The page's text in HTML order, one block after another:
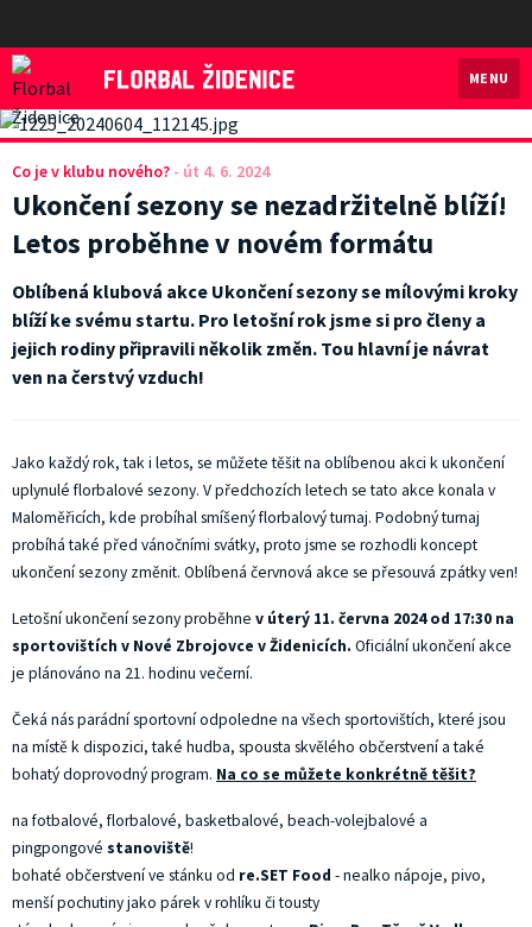
Florbal Židenice
MENU
Co je v klubu nového? - út 4. 6. 2024
Ukončení sezony se nezadržitelně blíží!
Letos proběhne v novém formátu
Oblíbená klubová akce Ukončení sezony se mílovými kroky
blíží ke svému startu. Pro letošní rok jsme si pro členy a
jejich rodiny připravili několik změn. Tou hlavní je návrat
ven na čerstvý vzduch!
Jako každý rok, tak i letos, se můžete těšit na oblíbenou akci k ukončení
uplynulé florbalové sezony. V předchozích letech se tato akce konala v
Maloměřicích, kde probíhal smíšený florbalový turnaj. Podobný turnaj
probíhá také před vánočními svátky, proto jsme se rozhodli koncept
ukončení sezony změnit. Oblíbená červnová akce se přesouvá zpátky ven!
Letošní ukončení sezony proběhne v úterý 11. června 2024 od 17:30 na
sportovištích v Nové Zbrojovce v Židenicích. Oficiální ukončení akce
je plánováno na 21. hodinu večerní.
Čeká nás parádní sportovní odpoledne na všech sportovištích, které jsou
na místě k dispozici, také hudba, spousta skvělého občerstvení a také
bohatý doprovodný program. Na co se můžete konkrétně těšit?
na fotbalové, florbalové, basketbalové, beach-volejbalové a
pingpongové stanoviště!
bohaté občerstvení ve stánku od re.SET Food - nealko nápoje, pivo,
menší pochutiny jako párek v rohlíku či tousty